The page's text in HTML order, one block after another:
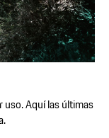
uso. Aquí las últimas